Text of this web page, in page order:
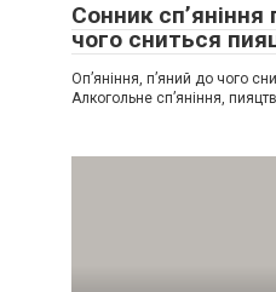
Сонник
чого сниться
Оп’яніння, п’яний до чого
Алкогольне сп’яніння,